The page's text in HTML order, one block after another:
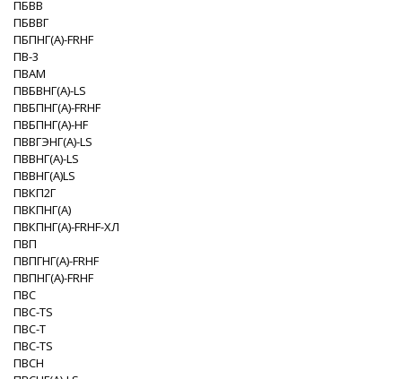
ПБВВ
ПБВВГ
ПБПНГ(A)-FRHF
ПВ-3
ПВАМ
ПВБВНГ(A)-LS
ПВБПНГ(A)-FRHF
ПВБПНГ(A)-HF
ПВВГЭНГ(A)-LS
ПВВНГ(A)-LS
ПВВНГ(A)LS
ПВКП2Г
ПВКПНГ(A)
ПВКПНГ(A)-FRHF-XЛ
ПВП
ПВПГНГ(A)-FRHF
ПВПНГ(A)-FRHF
ПВС
ПВС-TS
ПВС-Т
ПВС-ТS
ПВСН